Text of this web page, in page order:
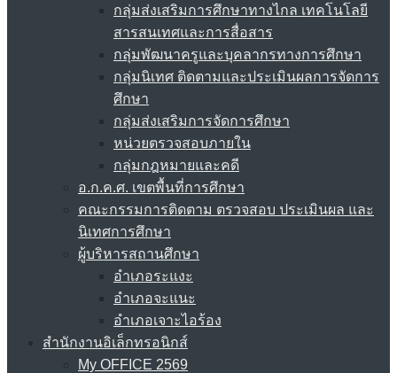
กลุ่มส่งเสริมการศึกษาทางไกล เทคโนโลยี
สารสนเทศและการสื่อสาร
กลุ่มพัฒนาครูและบุคลากรทางการศึกษา
กลุ่มนิเทศ ติดตามและประเมินผลการจัดการ
ศึกษา
กลุ่มส่งเสริมการจัดการศึกษา
หน่วยตรวจสอบภายใน
กลุ่มกฎหมายและคดี
อ.ก.ค.ศ. เขตพื้นที่การศึกษา
คณะกรรมการติดตาม ตรวจสอบ ประเมินผล และ
นิเทศการศึกษา
ผู้บริหารสถานศึกษา
อำเภอระแงะ
อำเภอจะแนะ
อำเภอเจาะไอร้อง
สำนักงานอิเล็กทรอนิกส์
My OFFICE 2569